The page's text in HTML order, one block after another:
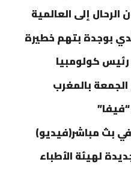
إلى العالمية
بوجدة بتهم خطيرة
كولومبيا
بالمغرب
بث مباشر(فيديو)
لهيئة الأطباء